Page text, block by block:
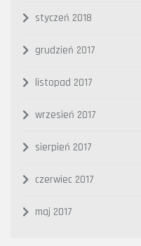
styczeń 2018
grudzień 2017
listopad 2017
wrzesień 2017
sierpień 2017
czerwiec 2017
maj 2017